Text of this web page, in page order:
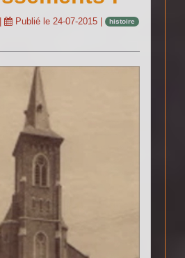
| Publié le24-07-2015 | histoire